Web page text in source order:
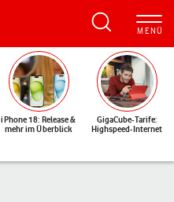
iPhone 18: Release &
mehr im Überblick
GigaCube-Tarife:
Highspeed-Internet